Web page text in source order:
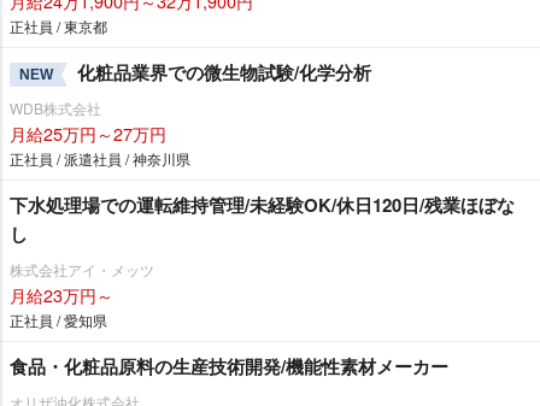
正社員 / 東京都
NEW 化粧品業界での微生物試験/化学分析
WDB株式会社
月給25万円～27万円
正社員 / 派遣社員 / 神奈川県
下水処理場での運転維持管理/未経験OK/休日120日/残業ほぼな
し
株式会社アイ・メッツ
月給23万円～
正社員 / 愛知県
食品・化粧品原料の生産技術開発/機能性素材メーカー
オリザ油化株式会社